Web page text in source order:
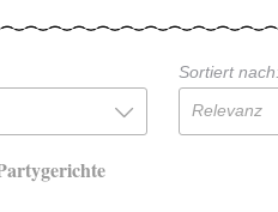
Sortiert nach:
Relevanz